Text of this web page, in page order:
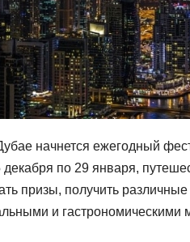
начнется ежегодный
по 29 января,
призы, получить
и гастрономическими